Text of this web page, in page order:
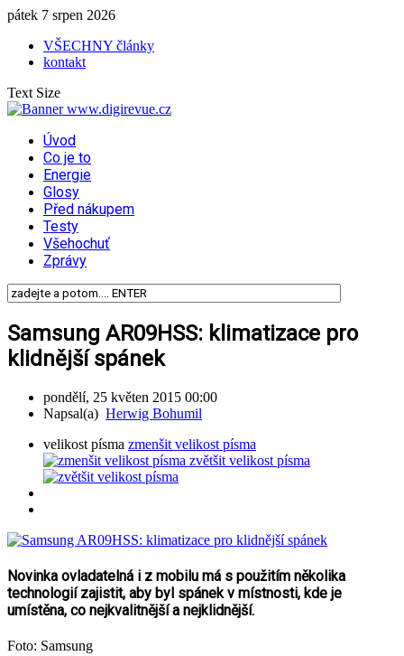
pátek 7 srpen 2026
VŠECHNY články
kontakt
Text Size
Úvod
Co je to
Energie
Glosy
Před nákupem
Testy
Všehochuť
Zprávy
Samsung AR09HSS: klimatizace pro
klidnější spánek
pondělí, 25 květen 2015 00:00
Napsal(a) Herwig Bohumil
velikost písma zmenšit velikost písma
zvětšit velikost písma
Novinka ovladatelná i z mobilu má s použitím několika
technologií zajistit, aby byl spánek v místnosti, kde je
umístěna, co nejkvalitnější a nejklidnější.
Foto: Samsung